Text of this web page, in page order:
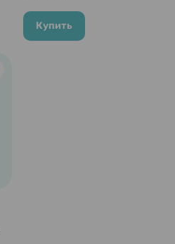
Купить